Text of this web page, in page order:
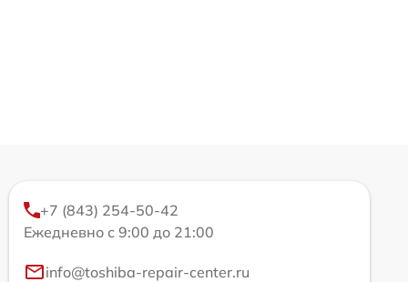
+7 (843) 254-50-42
Ежедневно с 9:00 до 21:00
info@toshiba-repair-center.ru